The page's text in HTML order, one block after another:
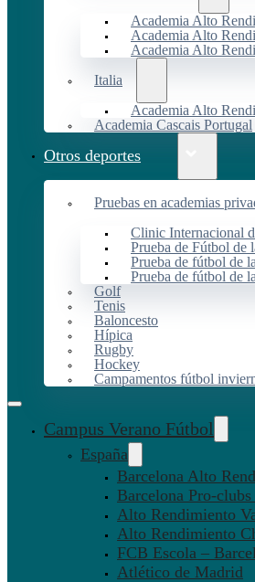
Academia Alto
Academia Alto
Academia Alto
Italia
Academia Alto
Academia Cascais Portugal
Otros deportes
Pruebas en academias
Clinic Internacional
Prueba de Fútbol de
Prueba de fútbol de
Prueba de fútbol de
Golf
Tenis
Baloncesto
Hípica
Rugby
Hockey
Campamentos fútbol
Campus Verano Fútbol
España
Barcelona Alto
Barcelona Pro-
Alto Rendimiento
Alto Rendimiento
FCB Escola –
Atlético de Madrid